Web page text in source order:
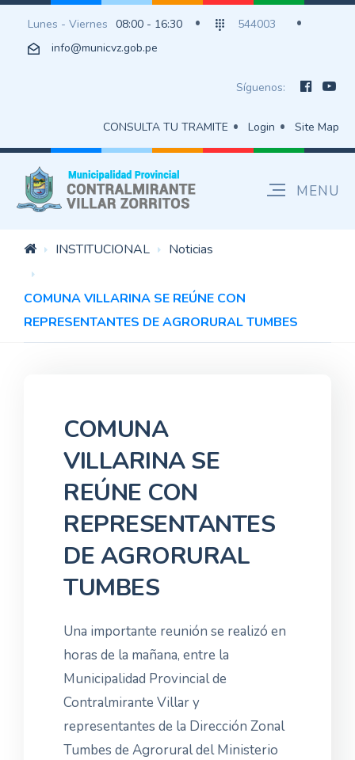
Lunes - Viernes 08:00 - 16:30
544003
info@municvz.gob.pe
Síguenos:
CONSULTA TU TRAMITE Login Site Map
INSTITUCIONAL Noticias
COMUNA VILLARINA SE REÚNE CON
REPRESENTANTES DE AGRORURAL TUMBES
COMUNA
VILLARINA SE
REÚNE CON
REPRESENTANTES
DE AGRORURAL
TUMBES
Una importante reunión se realizó en
horas de la mañana, entre la
Municipalidad Provincial de
Contralmirante Villar y
representantes de la Dirección Zonal
Tumbes de Agrorural del Ministerio